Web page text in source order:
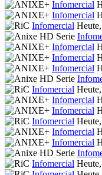
Infomercial
Infomercial
Infomercial
Infomercial
Infomercial
Infomercial
Infomercial
Infomercial
Infomercial
Infomercial
Infomercial
Infomercial
Infomercial